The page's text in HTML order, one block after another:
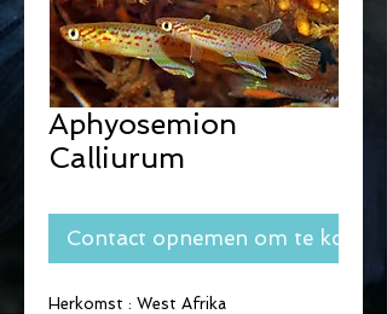
Aphyosemion
Calliurum
Contact opnemen om te kopen
Herkomst : West Afrika